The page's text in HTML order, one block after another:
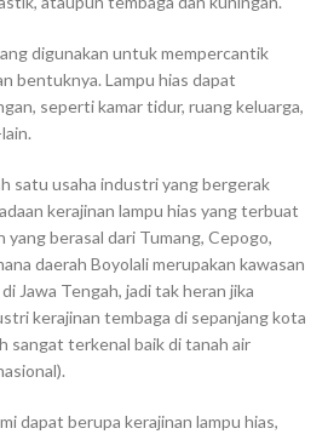
digunakan untuk mempercantik
bentuknya. Lampu hias dapat
seperti kamar tidur, ruang keluarga,
satu usaha industri yang bergerak
kerajinan lampu hias yang terbuat
yang berasal dari Tumang, Cepogo,
daerah Boyolali merupakan kawasan
Jawa Tengah, jadi tak heran jika
kerajinan tembaga di sepanjang kota
sangat terkenal baik di tanah air
dapat berupa kerajinan lampu hias,